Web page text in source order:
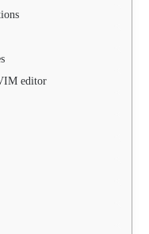
editor